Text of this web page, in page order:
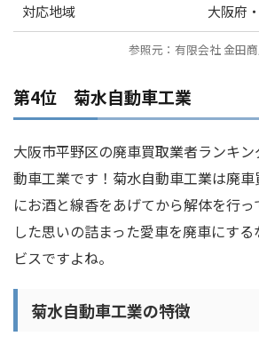
対応地域 大阪府
参照元：有限会社 金田
第4位 菊水自動車工業
大阪市平野区の廃車買取業者ランキ
動車工業です！菊水自動車工業は廃
にお酒と線香をあげてから解体を行
した思いの詰まった愛車を廃車にす
ビスですよね。
菊水自動車工業の特徴